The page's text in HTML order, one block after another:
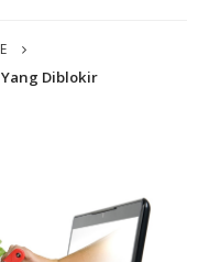
Diblokir